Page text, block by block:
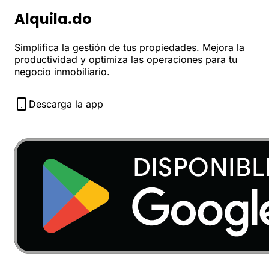
Alquila.do
Simplifica la gestión de tus propiedades. Mejora la
productividad y optimiza las operaciones para tu
negocio inmobiliario.
Descarga la app